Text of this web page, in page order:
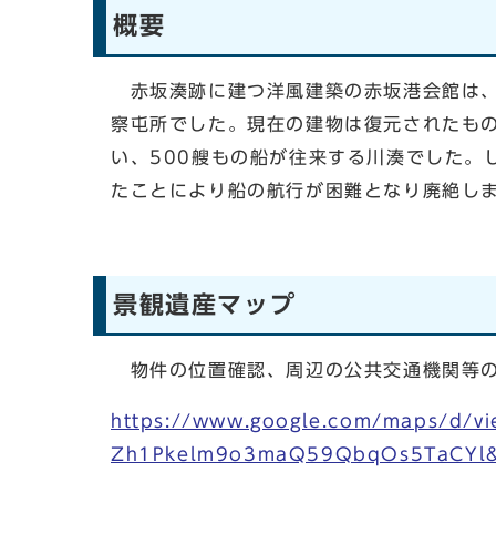
概要
赤坂湊跡に建つ洋風建築の赤坂港会館は
察屯所でした。現在の建物は復元されたも
い、500艘もの船が往来する川湊でした。
たことにより船の航行が困難となり廃絶し
景観遺産マップ
物件の位置確認、周辺の公共交通機関等
https://www.google.com/maps/d/